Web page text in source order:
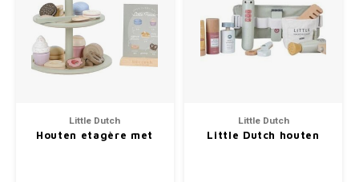
Little Dutch
Houten etagère met
Little Dutch
Little Dutch houten